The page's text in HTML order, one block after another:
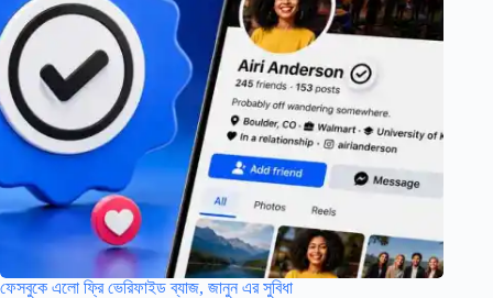
ফেসবুকে এলো ফ্রি ভেরিফাইড ব্যাজ, জানুন এর সুবিধা